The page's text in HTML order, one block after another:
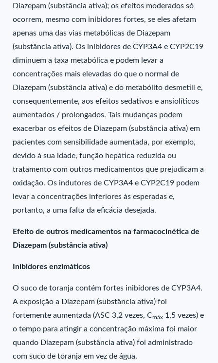
Diazepam (substância ativa); os efeitos moderados só
ocorrem, mesmo com inibidores fortes, se eles afetam
apenas uma das vias metabólicas de Diazepam
(substância ativa). Os inibidores de CYP3A4 e CYP2C19
diminuem a taxa metabólica e podem levar a
concentrações mais elevadas do que o normal de
Diazepam (substância ativa) e do metabólito desmetill e,
consequentemente, aos efeitos sedativos e ansiolíticos
aumentados / prolongados. Tais mudanças podem
exacerbar os efeitos de Diazepam (substância ativa) em
pacientes com sensibilidade aumentada, por exemplo,
devido à sua idade, função hepática reduzida ou
tratamento com outros medicamentos que prejudicam a
oxidação. Os indutores de CYP3A4 e CYP2C19 podem
levar a concentrações inferiores às esperadas e,
portanto, a uma falta da eficácia desejada.
Efeito de outros medicamentos na farmacocinética de
Diazepam (substância ativa)
Inibidores enzimáticos
O suco de toranja contém fortes inibidores de CYP3A4.
A exposição a Diazepam (substância ativa) foi
fortemente aumentada (ASC 3,2 vezes, Cmáx 1,5 vezes) e
o tempo para atingir a concentração máxima foi maior
quando Diazepam (substância ativa) foi administrado
com suco de toranja em vez de água.